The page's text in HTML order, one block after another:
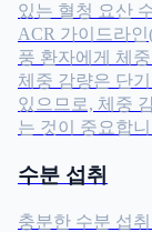
있는 혈청 요산
ACR 가이드라인
풍 환자에게 체
체중 감량은 단
있으므로, 체중
는 것이 중요합
수분 섭취
충분한 수분 섭